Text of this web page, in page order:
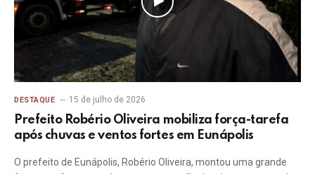
DESTAQUE 15 de julho de 2026
Prefeito Robério Oliveira mobiliza força-tarefa
após chuvas e ventos fortes em Eunápolis
O prefeito de Eunápolis, Robério Oliveira, montou uma grande